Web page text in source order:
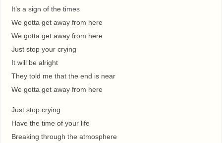
It’s a sign of the times
We gotta get away from here
We gotta get away from here
Just stop your crying
It will be alright
They told me that the end is near
We gotta get away from here
Just stop crying
Have the time of your life
Breaking through the atmosphere